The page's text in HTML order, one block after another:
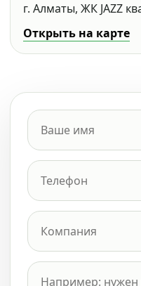
г. Алматы, ЖК JAZZ
Открыть на карте